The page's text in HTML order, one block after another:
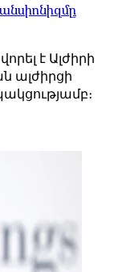
է Ալժիրի
ալժիրցի